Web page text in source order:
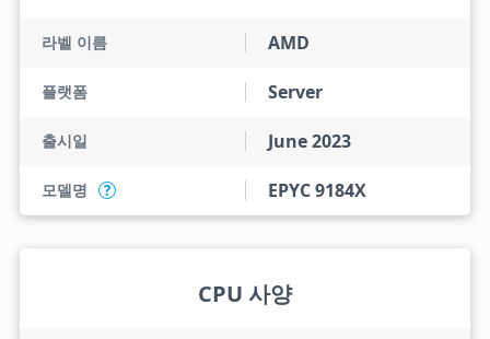
라벨 이름 AMD
플랫폼 Server
출시일 June 2023
모델명 ? EPYC 9184X
CPU 사양